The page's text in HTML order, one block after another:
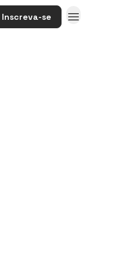
Inscreva-se